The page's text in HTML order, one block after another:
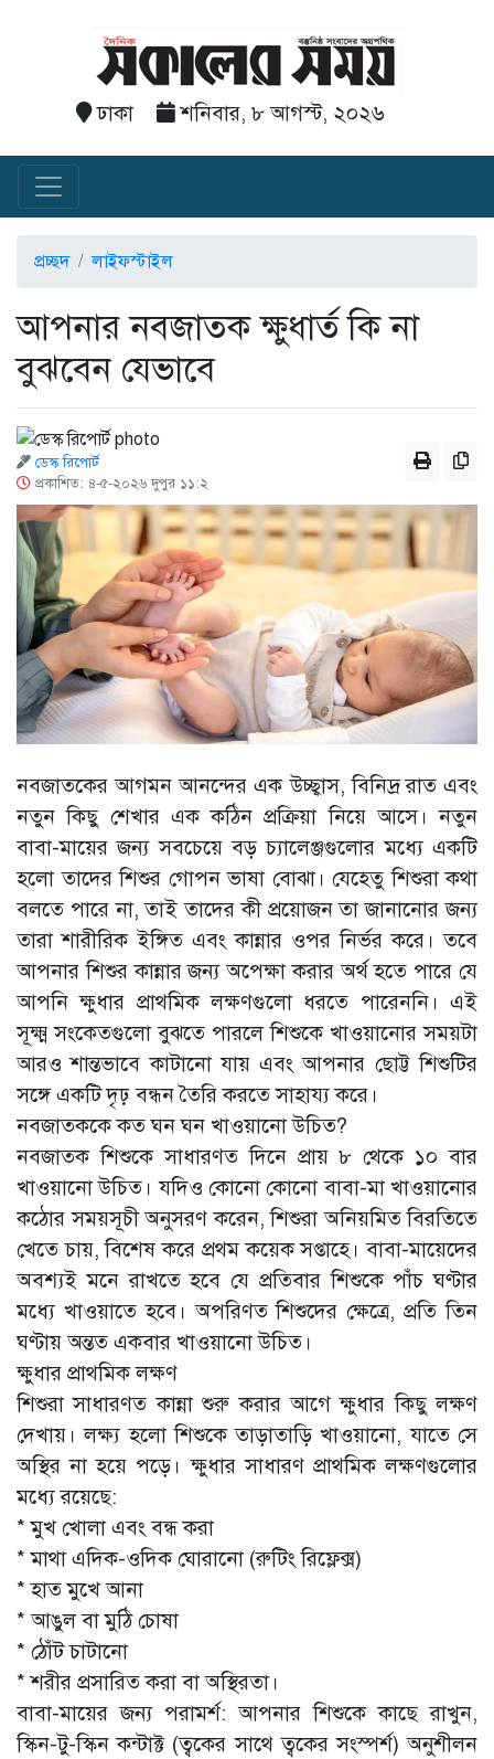
ঢাকা শনিবার, ৮ আগস্ট, ২০২৬
প্রচ্ছদ লাইফস্টাইল
আপনার নবজাতক ক্ষুধার্ত কি না
বুঝবেন যেভাবে
ডেস্ক রিপোর্ট
প্রকাশিত: ৪-৫-২০২৬ দুপুর ১১:২
নবজাতকের আগমন আনন্দের এক উচ্ছ্বাস, বিনিদ্র রাত এবং
নতুন কিছু শেখার এক কঠিন প্রক্রিয়া নিয়ে আসে। নতুন
বাবা-মায়ের জন্য সবচেয়ে বড় চ্যালেঞ্জগুলোর মধ্যে একটি
হলো তাদের শিশুর গোপন ভাষা বোঝা। যেহেতু শিশুরা কথা
বলতে পারে না, তাই তাদের কী প্রয়োজন তা জানানোর জন্য
তারা শারীরিক ইঙ্গিত এবং কান্নার ওপর নির্ভর করে। তবে
আপনার শিশুর কান্নার জন্য অপেক্ষা করার অর্থ হতে পারে যে
আপনি ক্ষুধার প্রাথমিক লক্ষণগুলো ধরতে পারেননি। এই
সূক্ষ্ম সংকেতগুলো বুঝতে পারলে শিশুকে খাওয়ানোর সময়টা
আরও শান্তভাবে কাটানো যায় এবং আপনার ছোট্ট শিশুটির
সঙ্গে একটি দৃঢ় বন্ধন তৈরি করতে সাহায্য করে।
নবজাতককে কত ঘন ঘন খাওয়ানো উচিত?
নবজাতক শিশুকে সাধারণত দিনে প্রায় ৮ থেকে ১০ বার
খাওয়ানো উচিত। যদিও কোনো কোনো বাবা-মা খাওয়ানোর
কঠোর সময়সূচী অনুসরণ করেন, শিশুরা অনিয়মিত বিরতিতে
খেতে চায়, বিশেষ করে প্রথম কয়েক সপ্তাহে। বাবা-মায়েদের
অবশ্যই মনে রাখতে হবে যে প্রতিবার শিশুকে পাঁচ ঘণ্টার
মধ্যে খাওয়াতে হবে। অপরিণত শিশুদের ক্ষেত্রে, প্রতি তিন
ঘণ্টায় অন্তত একবার খাওয়ানো উচিত।
ক্ষুধার প্রাথমিক লক্ষণ
শিশুরা সাধারণত কান্না শুরু করার আগে ক্ষুধার কিছু লক্ষণ
দেখায়। লক্ষ্য হলো শিশুকে তাড়াতাড়ি খাওয়ানো, যাতে সে
অস্থির না হয়ে পড়ে। ক্ষুধার সাধারণ প্রাথমিক লক্ষণগুলোর
মধ্যে রয়েছে:
* মুখ খোলা এবং বন্ধ করা
* মাথা এদিক-ওদিক ঘোরানো (রুটিং রিফ্লেক্স)
* হাত মুখে আনা
* আঙুল বা মুঠি চোষা
* ঠোঁট চাটানো
* শরীর প্রসারিত করা বা অস্থিরতা।
বাবা-মায়ের জন্য পরামর্শ: আপনার শিশুকে কাছে রাখুন,
স্কিন-টু-স্কিন কন্টাক্ট (ত্বকের সাথে ত্বকের সংস্পর্শ) অনুশীলন